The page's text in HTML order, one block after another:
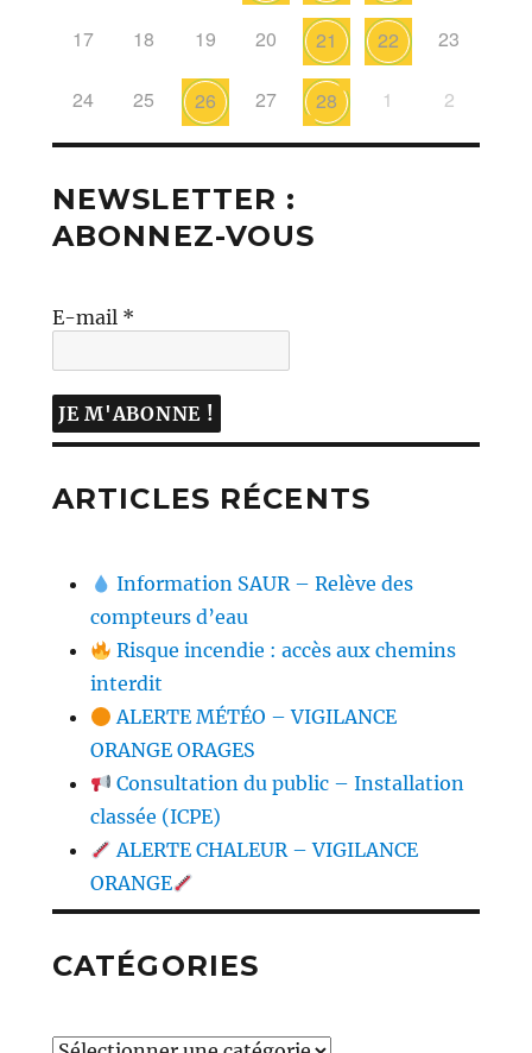
17 18 19 20 21 22 23
24 25 26 27 28 1 2
NEWSLETTER :
ABONNEZ-VOUS
E-mail *
ARTICLES RÉCENTS
Information SAUR – Relève des
compteurs d’eau
Risque incendie : accès aux chemins
interdit
ALERTE MÉTÉO – VIGILANCE
ORANGE ORAGES
Consultation du public – Installation
classée (ICPE)
ALERTE CHALEUR – VIGILANCE
ORANGE
CATÉGORIES